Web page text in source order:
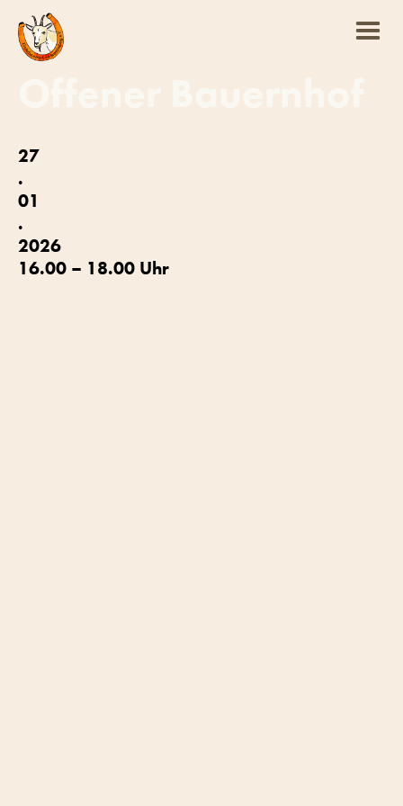
27
.
01
.
2026
16.00 – 18.00 Uhr